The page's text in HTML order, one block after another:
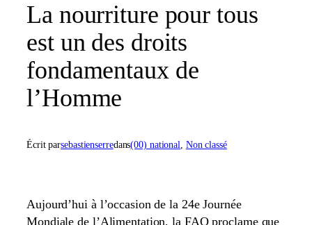
La nourriture pour tous
est un des droits
fondamentaux de
l’Homme
Écrit parsebastienserredans(00) national, Non classé
Aujourd’hui à l’occasion de la 24e Journée
Mondiale de l’Alimentation, la FAO proclame que